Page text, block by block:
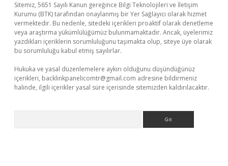
Sitemiz, 5651 Sayılı Kanun gereğince Bilgi Teknolojileri ve İletişim
Kurumu (BTK) tarafından onaylanmış bir Yer Sağlayıcı olarak hizmet
vermektedir. Bu nedenle, sitedeki içerikleri proaktif olarak denetleme
veya araştırma yükümlülüğümüz bulunmamaktadır. Ancak, üyelerimiz
yazdıkları içeriklerin sorumluluğunu taşımakta olup, siteye üye olarak
bu sorumluluğu kabul etmiş sayılırlar.
Hukuka ve yasal düzenlemelere aykırı olduğunu düşündüğünüz
içerikleri, backlinkpanelicomtr@gmail.com adresine bildirmeniz
halinde, ilgili içerikler yasal süre içerisinde sitemizden kaldırılacaktır.